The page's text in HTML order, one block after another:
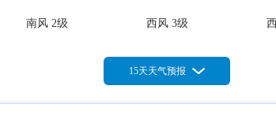
南风 2级 西风 3级
15天天气预报